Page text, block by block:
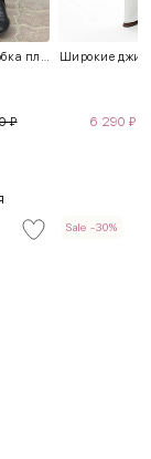
Металлизированная юбка плиссе
₽
Широкие
6 290 ₽
Sale -30%